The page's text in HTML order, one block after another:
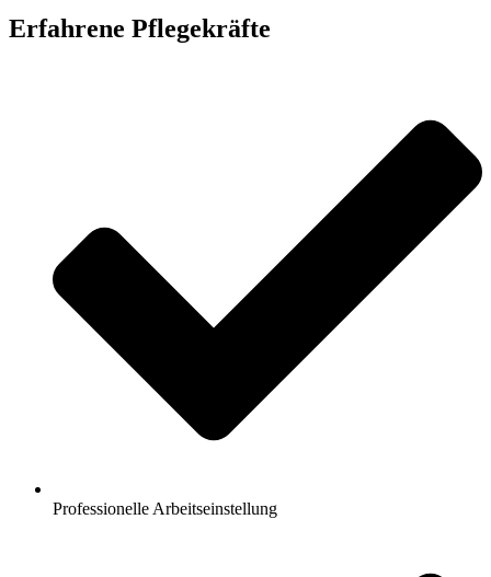
Erfahrene Pflegekräfte
Professionelle Arbeitseinstellung